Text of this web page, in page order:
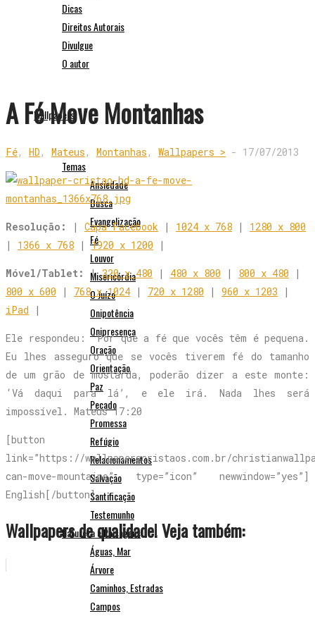
Dicas
Direitos Autorais
Divulgue
O autor
Wallpapers
Temas
Ansiedade
Busca
Evangelização
Fé
Louvor
Misericórdia
O Juízo
Onipotência
Onipresença
Oração
Orientação
Paz
Pecado
Promessa
Refúgio
Relacionamentos
Salvação
Santificação
Testemunho
Natureza e Paisagens
Águas, Mar
Árvore
Caminhos, Estradas
Campos
A Fé Move Montanhas
Fé, HD , Mateus , Montanhas , Wallpapers > - 17/07/2013
Resolução: | Capa Facebook | 1024 x 768 | 1280 x 800
| 1366 x 768 |1920 x 1200 |
Móvel/Tablet: |320 x 480 | 480 x 800 | 800 x 480 |
800 x 600 | 768 x 1024 | 720 x 1280 | 960 x 1203 |
iPad |
Ele respondeu: “Por que a fé que vocês têm é pequena.
Eu lhes asseguro que se vocês tiverem fé do tamanho
de um grão de mostarda, poderão dizer a este monte:
‘Vá daqui para lá’, e ele irá. Nada lhes será
impossível. Mateus 17:20
[button
link=”https://wallpaperscristaos.com.br/
can-move-mountains” type=”icon” newwindow=”yes”]
English[/button]
Wallpapers de qualidade! Veja também: